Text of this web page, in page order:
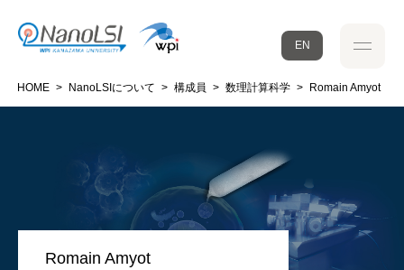
EN
HOME > NanoLSIについて > 構成員 > 数理計算科学 > Romain Amyot
Romain Amyot